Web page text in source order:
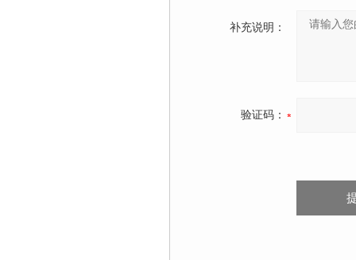
补充说明：
验证码：